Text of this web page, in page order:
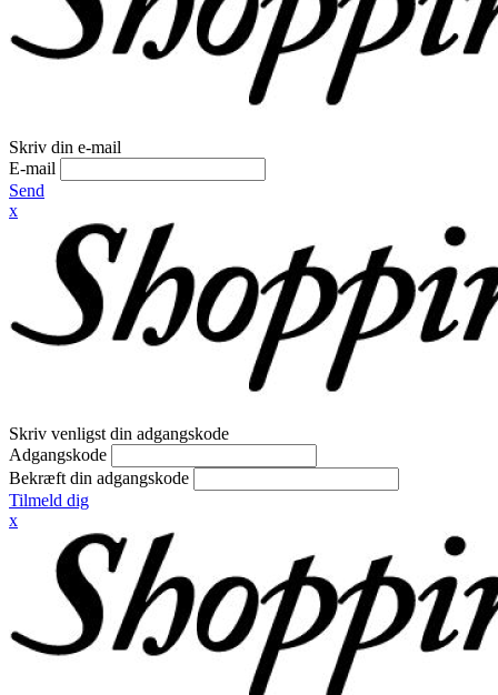
Skriv din e-mail
E-mail
Send
x
Skriv venligst din adgangskode
Adgangskode
Bekræft din adgangskode
Tilmeld dig
x